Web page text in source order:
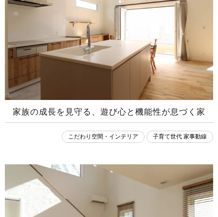
家族の成長を見守る、遊び心と機能性が息づく家
こだわり空間・インテリア 子育て世代 家事動線